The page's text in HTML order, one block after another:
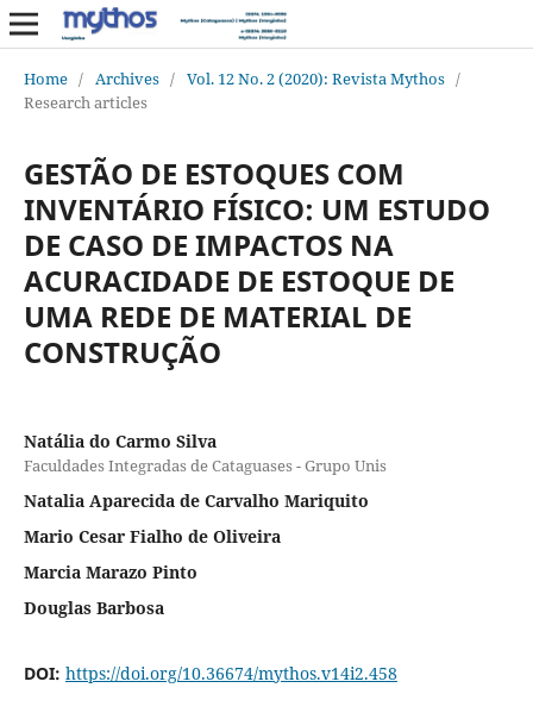
Home / Archives / Vol. 12 No. 2 (2020): Revista Mythos /
Research articles
GESTÃO DE ESTOQUES COM
INVENTÁRIO FÍSICO: UM ESTUDO
DE CASO DE IMPACTOS NA
ACURACIDADE DE ESTOQUE DE
UMA REDE DE MATERIAL DE
CONSTRUÇÃO
Natália do Carmo Silva
Faculdades Integradas de Cataguases - Grupo Unis
Natalia Aparecida de Carvalho Mariquito
Mario Cesar Fialho de Oliveira
Marcia Marazo Pinto
Douglas Barbosa
DOI: https://doi.org/10.36674/mythos.v14i2.458